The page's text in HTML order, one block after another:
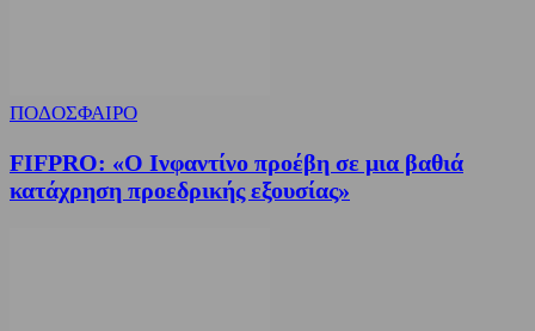
ΠΟΔΟΣΦΑΙΡΟ
FIFPRO: «Ο Ινφαντίνο προέβη σε μια βαθιά
κατάχρηση προεδρικής εξουσίας»